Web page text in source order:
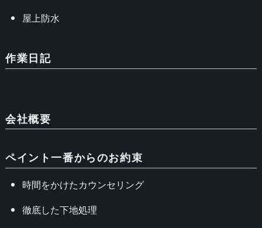
屋上防水
作業日記
会社概要
ペイント一番からのお約束
時間をかけたカウンセリング
徹底した下地処理